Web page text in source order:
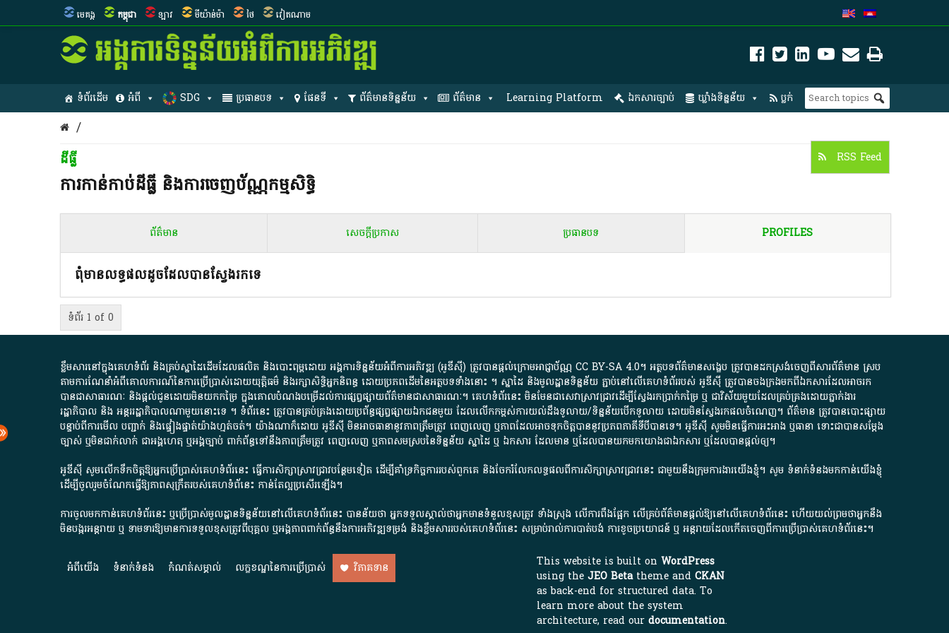
មេគង្គ កម្ពុជា ឡាវ មីយ៉ាន់ម៉ា ថៃ វៀតណាម
ទំព័រដើម អំពី SDG ប្រធានបទ ផែនទី ព័ត៌មានទិន្នន័យ ព័ត៌មាន Learning Platform ឯកសារច្បាប់ ឃ្លាំងទិន្នន័យ ប្លក់
/
ដីធ្លី
ការកាន់កាប់​ដីធ្លី និង​ការចេញ​ប័ណ្ណកម្មសិទ្ធិ​
RSS Feed
ព័ត៌មាន សេចក្តីប្រកាស ប្រធានបទ PROFILES
ពុំមានលទ្ធផលដូចដែលបានស្វែងរកទេ
ទំព័រ 1 of 0
ខ្លឹមសារ​នៅ​ក្នុង​គេហទំព័រ និង​គ្រប់​ស្នា​ដៃ​ដើម​ដែល​ផលិត​ និង​បោះពុម្ព​ដោយ​ អង្គការ​ទិន្នន័យ​អំពី​ការអភិវឌ្ឍ​​ (អូ​ឌី​ស៊ី)​ ត្រូវ​បាន​ផ្តល់​ក្រោម​អាជ្ញាប័ណ្ណ​ CC BY-SA 4.0។​ អត្ថបទ​ព័ត៌មាន​សង្ខេប​ ត្រូវ​បាន​ដកស្រង់​ចេញពី​សារព័ត៌មាន ស្រប
តាមការ​ណែនាំ​អំពី​គោលការណ៍​នៃ​ការ​ប្រើប្រាស់​ដោយ​យុត្តិធម៌​ និង​រក្សាសិទ្ធិអ្នកនិពន្ធ ដោយ​ប្រភពដើម​នៃ​​អត្ថបទទាំង​នោះ​ ។​ ស្នាដៃ​ និង​មូលដ្ឋាន​ទិន្នន័យ ​ភ្ជាប់​នៅ​លើ​គេហទំព័រ​របស់​ អូ​ឌី​ស៊ី​ ត្រូវ​បាន​ចងក្រង​មក​ពី​ឯកសារ​ដែល​អាច​រក​
បានជា​សាធារណៈ​ និង​ផ្តល់​ជូន​ដោយ​មិន​យក​កម្រៃ​ ក្នុង​គោលបំណង​បម្រើ​ដល់ការ​ផ្សព្វផ្សាយ​ព័ត៌មាន​ជា​សាធារណៈ​។​ គេហទំព័រ​នេះ​ មិនមែន​ជា​សេវា​ស្រាវជ្រាវ​ដើម្បី​ស្វែងរកប្រាក់​កម្រៃ​ ឬ​ ជា​វិស័យ​មួយ​ដែល​គ្រប់គ្រង​ដោយ​ភ្នាក់ងារ​
រដ្ឋាភិបាល​ និង ​អន្តររដ្ឋាភិបាល​ណាមួយ​នោះ​ទេ ​។​ ទំព័រ​នេះ​ ត្រូវ​បាន​គ្រប់គ្រង​ដោយ​ប្រព័ន្ធ​ផ្សព្វផ្សាយ​ឯកជន​មួយ​ ដែល​លើកកម្ពស់​ការ​យល់​ដឹង​ទូលាយ​/​ទិន្នន័យ​បើក​ទូលាយ​ ដោយ​មិនស្វែង​រក​ផល​ចំណេញ​។​ ព័ត៌មាន​ ត្រូវ​បាន​បោះផ្សាយ​
បន្ទាប់​ពី​ការ​មើល​ បញ្ជាក់​ និង​ផ្ទៀងផ្ទាត់​យ៉ាង​ហ្មត់ចត់​។​ យ៉ាងណា​ក៏​ដោយ​ អូ​ឌី​ស៊ី​ មិន​អាច​ធានា​នូវ​ភាព​ត្រឹមត្រូវ​ ពេញលេញ​ ឬ​ភាព​ដែល​អាច​ទុកចិត្ត​បាននូវ​ប្រភព​ភាគី​ទី​បី​បាន​ទេ​។​ អូ​ឌី​ស៊ី​ សូម​មិន​ធ្វើការ​អះអាង​ ឬ​ធានា​ ទោះជា​បាន​សម្តែង​
ច្បាស់​ ឬ​មិន​ជាក់លាក់​ ជា​អង្គហេតុ​ ឬ​អង្គច្បាប់​ ពាក់ព័ន្ធ​ទៅ​នឹង​ភាព​ត្រឹមត្រូវ​ ពេញលេញ​ ឬ​ភាព​សម​ស្រប​នៃ​ទិន្នន័យ​ ស្នាដៃ​ ឬ​ ឯកសារ​ ដែល​មាន​ ឬ​ដែល​បាន​យក​មក​យោង​ជា​ឯកសារ​ ឬ​ដែល​បាន​ផ្តល់​ឲ្យ​។
អូឌីស៊ី សូមលើកទឹកចិត្តឱ្យអ្នកប្រើប្រាស់គេហទំព័រនេះ ធ្វើការសិក្សាស្រាវជ្រាវបន្ថែមទៀត ដើម្បីគាំទ្រកិច្ចការ​របស់ពួកគេ និងចែករំលែកលទ្ធផលពីការសិក្សាស្រាវជ្រាវនេះ ជាមួយនឹងក្រុមការងារយើងខ្ញុំ។ សូម ទំនាក់ទំនងមកកាន់យើងខ្ញុំ
ដើម្បីចូលរួមចំណែកធ្វើឱ្យភាពសុក្រឹតរបស់គេហទំព័នេះ កាន់តែល្អប្រសើរឡើង។
ការចូលមកកាន់គេហទំព័រនេះ ឬប្រើប្រាស់មូលដ្ឋានទិន្នន័យនៅលើគេហទំព័រនេះ បានន័យថា អ្នកទទួលស្គាល់ថាអ្នកមានទំនួលខុសត្រូវ ទាំងស្រុង លើការពឹងផ្អែក លើគ្រប់ព័ត៌មានផ្តល់ឱ្យនៅលើគេហទំព័រនេះ ហើយយល់ព្រមថាអ្នកនឹង
មិនបង្ករអន្តរាយ ឬ ទាមទារ​ឱ្យមានការទទួលខុស​ត្រូវពីបុគ្គល ឬអង្គភាពពាក់ព័ន្ធនឹងការអភិវឌ្ឍទម្រង់ និងខ្លឹមសាររបស់គេហទំព័រនេះ សម្រាប់រាល់ការបាត់បង់ ការខូចប្រយោជន៍ ឬ អន្តរាយដែលកើតចេញពីការប្រើប្រាស់គេហទំព័រនេះ។
អំពី​យើង​ ទំនាក់ទំនង កំណត់សម្គាល់ លក្ខខណ្ឌនៃការប្រើប្រាស់ វិភាគទាន This website is built on WordPress
using the JEO Betatheme and CKAN
as back-end for structured data. To
learn more about the system
architecture, read our documentation.